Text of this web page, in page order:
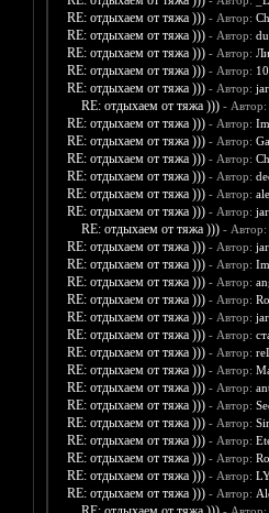
RE: отдыхаем от тяжа ))) - Автор:
RE: отдыхаем от тяжа ))) - Автор:
RE: отдыхаем от тяжа ))) - Автор:
RE: отдыхаем от тяжа ))) - Автор:
RE: отдыхаем от тяжа ))) - Автор:
RE: отдыхаем от тяжа ))) - Автор:
RE: отдыхаем от тяжа ))) - Автор:
RE: отдыхаем от тяжа ))) - Автор:
RE: отдыхаем от тяжа ))) - Автор:
RE: отдыхаем от тяжа ))) - Автор:
RE: отдыхаем от тяжа ))) - Автор:
RE: отдыхаем от тяжа ))) - Автор:
RE: отдыхаем от тяжа ))) - Автор:
RE: отдыхаем от тяжа ))) - Автор:
RE: отдыхаем от тяжа ))) - Автор:
RE: отдыхаем от тяжа ))) - Автор:
RE: отдыхаем от тяжа ))) - Автор:
RE: отдыхаем от тяжа ))) - Автор:
RE: отдыхаем от тяжа ))) - Автор:
RE: отдыхаем от тяжа ))) - Автор:
RE: отдыхаем от тяжа ))) - Автор:
RE: отдыхаем от тяжа ))) - Автор:
RE: отдыхаем от тяжа ))) - Автор:
RE: отдыхаем от тяжа ))) - Автор:
RE: отдыхаем от тяжа ))) - Автор:
RE: отдыхаем от тяжа ))) - Автор:
RE: отдыхаем от тяжа ))) - Автор:
RE: отдыхаем от тяжа ))) - Автор: